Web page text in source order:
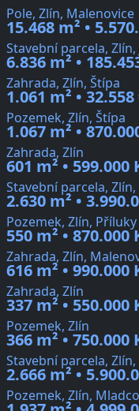
Pole, Zlín, Malenovice
15.468 m² •
Stavební parcela,
6.836 m² •
Zahrada, Zlín, Štípa
1.061 m² • 32.558
Pozemek, Zlín, Štípa
1.067 m² •
Zahrada, Zlín
601 m² • 599.000
Stavební parcela,
2.630 m² •
Pozemek, Zlín, Příluky
550 m² • 870.000
Zahrada, Zlín,
616 m² • 990.000
Zahrada, Zlín
337 m² • 550.000
Pozemek, Zlín
366 m² • 750.000
Stavební parcela,
2.666 m² •
Pozemek, Zlín,